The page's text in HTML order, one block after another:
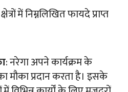
में निम्नलिखित फायदे प्राप्त
: नरेगा अपने कार्यक्रम के
मौका प्रदान करता है। इसके